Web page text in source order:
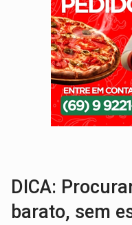
OVNIS NA
ACABOU
VÍDEO:
BOLSAS
MATERIAL:
DICA:
barato, sem